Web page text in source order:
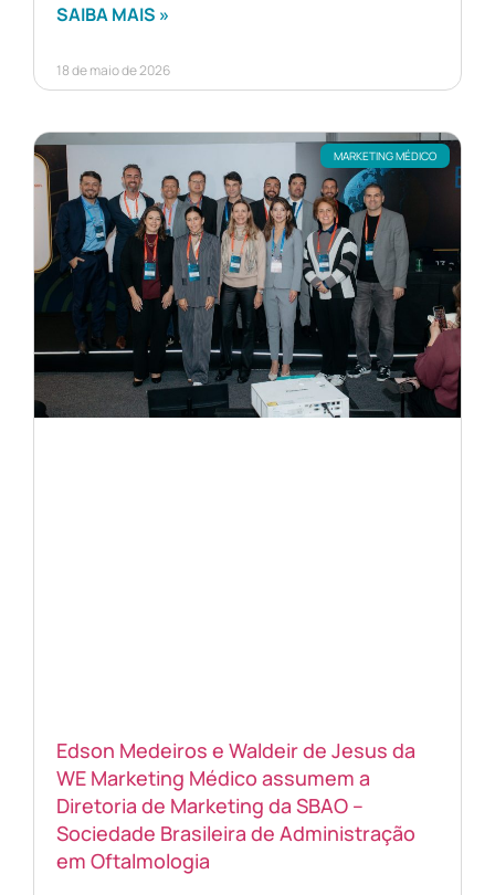
SAIBA MAIS »
18 de maio de 2026
MARKETING MÉDICO
Edson Medeiros e Waldeir de Jesus da
WE Marketing Médico assumem a
Diretoria de Marketing da SBAO –
Sociedade Brasileira de Administração
em Oftalmologia